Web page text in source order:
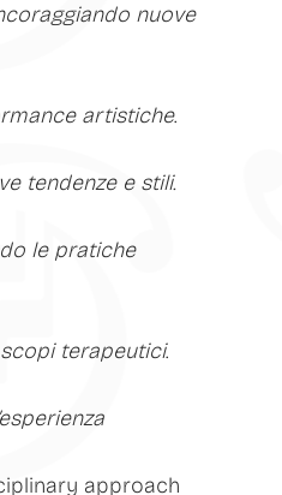
nuove
artistiche.
tendenze e stili.
le pratiche
terapeutici.
approach